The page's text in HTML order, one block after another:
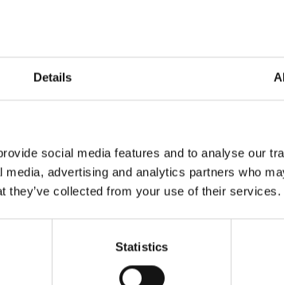
Details
social media features and to analyse our
advertising and analytics partners who
they’ve collected from your use of their services.
Statistics